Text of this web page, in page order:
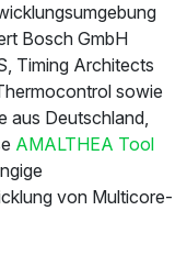
Bosch GmbH
Timing Architects
sowie
aus Deutschland,
AMALTHEA Tool
von Multicore-